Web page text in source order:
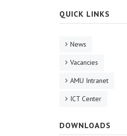
QUICK LINKS
News
Vacancies
AMU Intranet
ICT Center
DOWNLOADS